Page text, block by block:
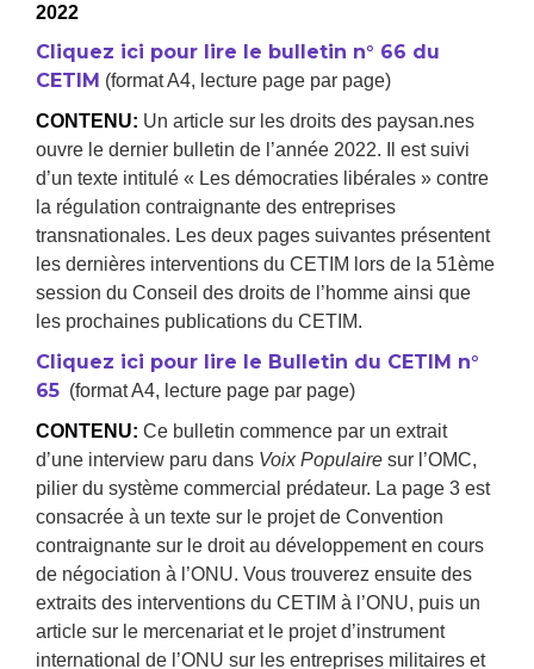
2022
Cliquez ici pour lire le bulletin n° 66 du
CETIM (format A4, lecture page par page)
CONTENU: Un article sur les droits des paysan.nes
ouvre le dernier bulletin de l’année 2022. Il est suivi
d’un texte intitulé « Les démocraties libérales » contre
la régulation contraignante des entreprises
transnationales. Les deux pages suivantes présentent
les dernières interventions du CETIM lors de la 51ème
session du Conseil des droits de l’homme ainsi que
les prochaines publications du CETIM.
Cliquez ici pour lire le Bulletin du CETIM n°
65 (format A4, lecture page par page)
CONTENU: Ce bulletin commence par un extrait
d’une interview paru dans Voix Populaire sur l’OMC,
pilier du système commercial prédateur. La page 3 est
consacrée à un texte sur le projet de Convention
contraignante sur le droit au développement en cours
de négociation à l’ONU. Vous trouverez ensuite des
extraits des interventions du CETIM à l’ONU, puis un
article sur le mercenariat et le projet d’instrument
international de l’ONU sur les entreprises militaires et